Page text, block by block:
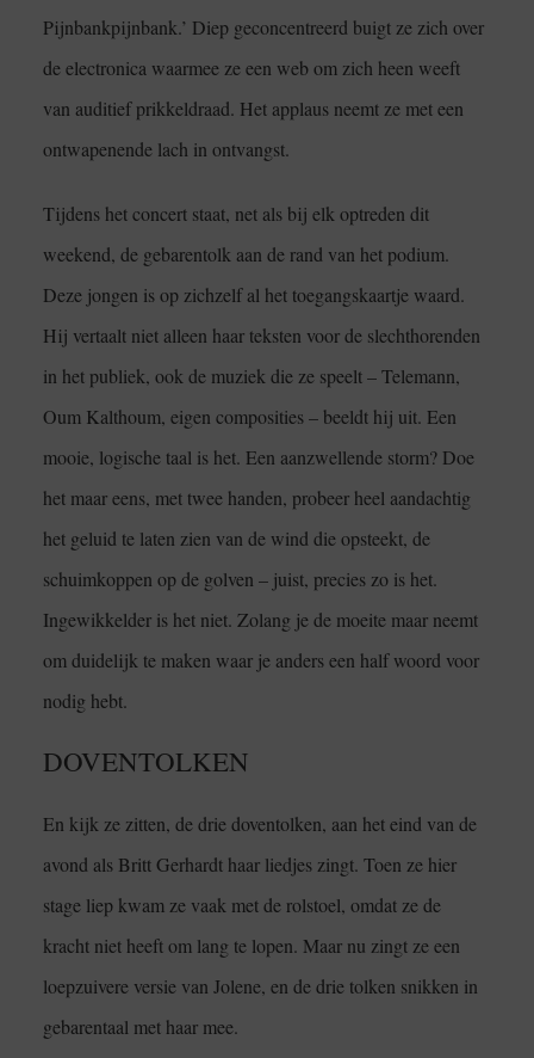
Pijnbankpijnbank.’ Diep geconcentreerd buigt ze zich over
de electronica waarmee ze een web om zich heen weeft
van auditief prikkeldraad. Het applaus neemt ze met een
ontwapenende lach in ontvangst.
Tijdens het concert staat, net als bij elk optreden dit
weekend, de gebarentolk aan de rand van het podium.
Deze jongen is op zichzelf al het toegangskaartje waard.
Hij vertaalt niet alleen haar teksten voor de slechthorenden
in het publiek, ook de muziek die ze speelt – Telemann,
Oum Kalthoum, eigen composities – beeldt hij uit. Een
mooie, logische taal is het. Een aanzwellende storm? Doe
het maar eens, met twee handen, probeer heel aandachtig
het geluid te laten zien van de wind die opsteekt, de
schuimkoppen op de golven – juist, precies zo is het.
Ingewikkelder is het niet. Zolang je de moeite maar neemt
om duidelijk te maken waar je anders een half woord voor
nodig hebt.
DOVENTOLKEN
En kijk ze zitten, de drie doventolken, aan het eind van de
avond als Britt Gerhardt haar liedjes zingt. Toen ze hier
stage liep kwam ze vaak met de rolstoel, omdat ze de
kracht niet heeft om lang te lopen. Maar nu zingt ze een
loepzuivere versie van Jolene, en de drie tolken snikken in
gebarentaal met haar mee.